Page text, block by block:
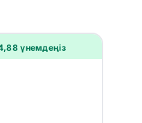
үнемдеңіз